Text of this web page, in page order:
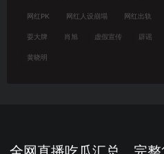
网红PK 网红人设崩塌 网红出轨
耍大牌 肖旭 虚假宣传 辟谣
黄晓明